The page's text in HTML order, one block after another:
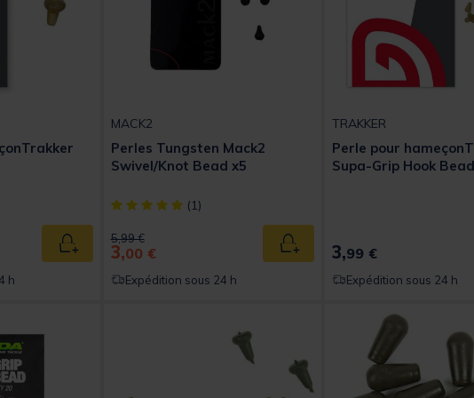
Ajouter au panier
h
MACK2
Perles Tungsten Mack2
Swivel/Knot Bead x5
[object Object] out of 5 Customer Rating
(1)
Price reduced from
5,99 €to
3,00 € Ajouter au panier
Expédition sous 24 h
TRAKKER
Perle pour
Supa-Grip Hook
3,99 €
Expédition sous 24 h